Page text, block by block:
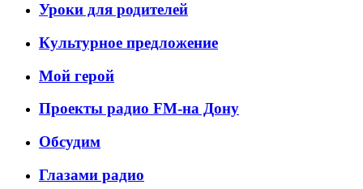
Уроки для родителей
Культурное предложение
Мой герой
Проекты радио FM-на Дону
Обсудим
Глазами радио